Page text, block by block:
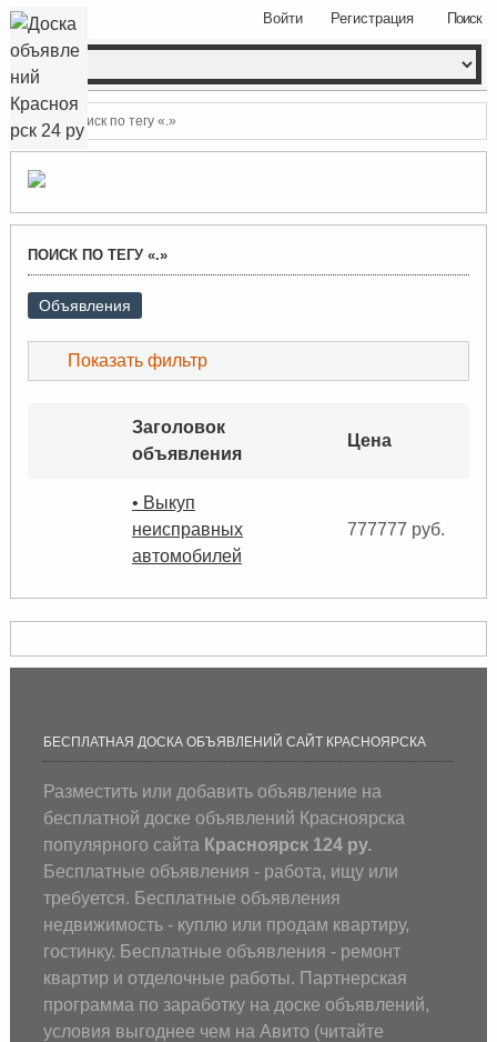
Поиск
Войти Регистрация
Поиск по тегу «.»
ПОИСК ПО ТЕГУ «.»
Объявления
Показать фильтр
Заголовок
объявления
Цена
• Выкуп
неисправных
автомобилей
777777 руб.
БЕСПЛАТНАЯ ДОСКА ОБЪЯВЛЕНИЙ САЙТ КРАСНОЯРСКА
Разместить или добавить объявление на
бесплатной доске объявлений Красноярска
популярного сайта Красноярск 124 ру.
Бесплатные объявления - работа, ищу или
требуется. Бесплатные объявления
недвижимость - куплю или продам квартиру,
гостинку. Бесплатные объявления - ремонт
квартир и отделочные работы. Партнерская
программа по заработку на доске объявлений,
условия выгоднее чем на Авито (читайте